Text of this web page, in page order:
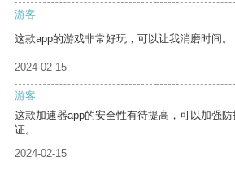
游客
这款app的游戏非常好玩，可以让我消磨时间。
2024-02-15
游客
这款加速器app的安全性有待提高，可以加强
证。
2024-02-15